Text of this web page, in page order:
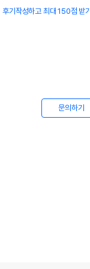
후기작성하고 최대 150점 받기
문의하기